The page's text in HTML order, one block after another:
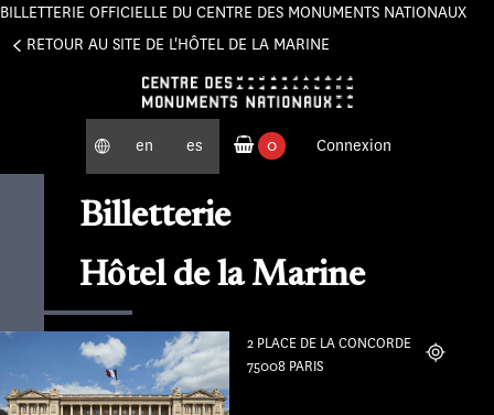
BILLETTERIE OFFICIELLE DU CENTRE DES MONUMENTS NATIONAUX
RETOUR AU SITE DE L'HÔTEL DE LA MARINE
en es
0
Connexion
Billetterie
Hôtel de la Marine
2 PLACE DE LA CONCORDE
75008 PARIS
Localiser
Panneau de gestion des cookies